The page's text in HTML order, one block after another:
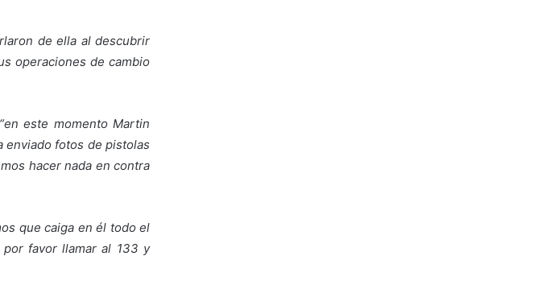
de ella al descubrir
operaciones de cambio
“en este momento Martin
enviado fotos de pistolas
hacer nada en contra
que caiga en él todo el
favor llamar al 133 y